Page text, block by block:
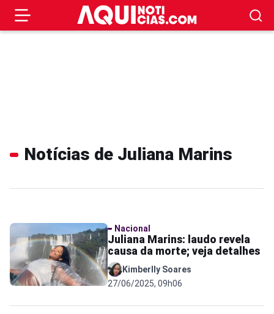
Notícias de Juliana Marins
Nacional
Juliana Marins: laudo revela
causa da morte; veja detalhes
Kimberlly Soares
27/06/2025, 09h06